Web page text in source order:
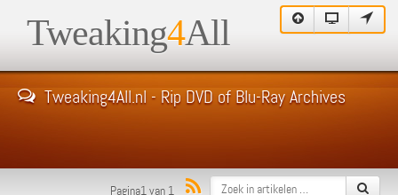
Tweaking4All
Tweaking4All.nl - Rip DVD of Blu-Ray Archives
Pagina1 van 1